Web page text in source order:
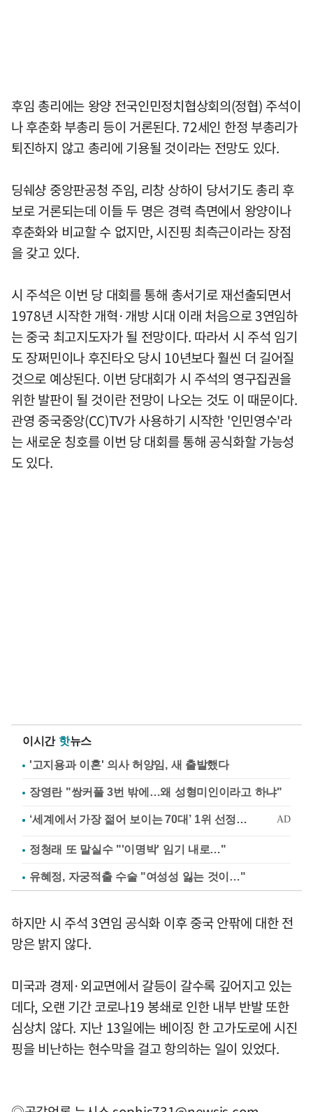
후임 총리에는 왕양 전국인민정치협상회의(정협) 주석이
나 후춘화 부총리 등이 거론된다. 72세인 한정 부총리가
퇴진하지 않고 총리에 기용될 것이라는 전망도 있다.
딩쉐샹 중앙판공청 주임, 리창 상하이 당서기도 총리 후
보로 거론되는데 이들 두 명은 경력 측면에서 왕양이나
후춘화와 비교할 수 없지만, 시진핑 최측근이라는 장점
을 갖고 있다.
시 주석은 이번 당 대회를 통해 총서기로 재선출되면서
1978년 시작한 개혁·개방 시대 이래 처음으로 3연임하
는 중국 최고지도자가 될 전망이다. 따라서 시 주석 임기
도 장쩌민이나 후진타오 당시 10년보다 훨씬 더 길어질
것으로 예상된다. 이번 당대회가 시 주석의 영구집권을
위한 발판이 될 것이란 전망이 나오는 것도 이 때문이다.
관영 중국중앙(CC)TV가 사용하기 시작한 '인민영수'라
는 새로운 칭호를 이번 당 대회를 통해 공식화할 가능성
도 있다.
이시간 핫뉴스
'고지용과 이혼' 의사 허양임, 새 출발했다
장영란 "쌍커풀 3번 밖에…왜 성형미인이라고 하냐"
정청래 또 말실수 "'이명박' 임기 내로…"
유혜정, 자궁적출 수술 "여성성 잃는 것이…"
하지만 시 주석 3연임 공식화 이후 중국 안팎에 대한 전
망은 밝지 않다.
미국과 경제·외교면에서 갈등이 갈수록 깊어지고 있는
데다, 오랜 기간 코로나19 봉쇄로 인한 내부 반발 또한
심상치 않다. 지난 13일에는 베이징 한 고가도로에 시진
핑을 비난하는 현수막을 걸고 항의하는 일이 있었다.